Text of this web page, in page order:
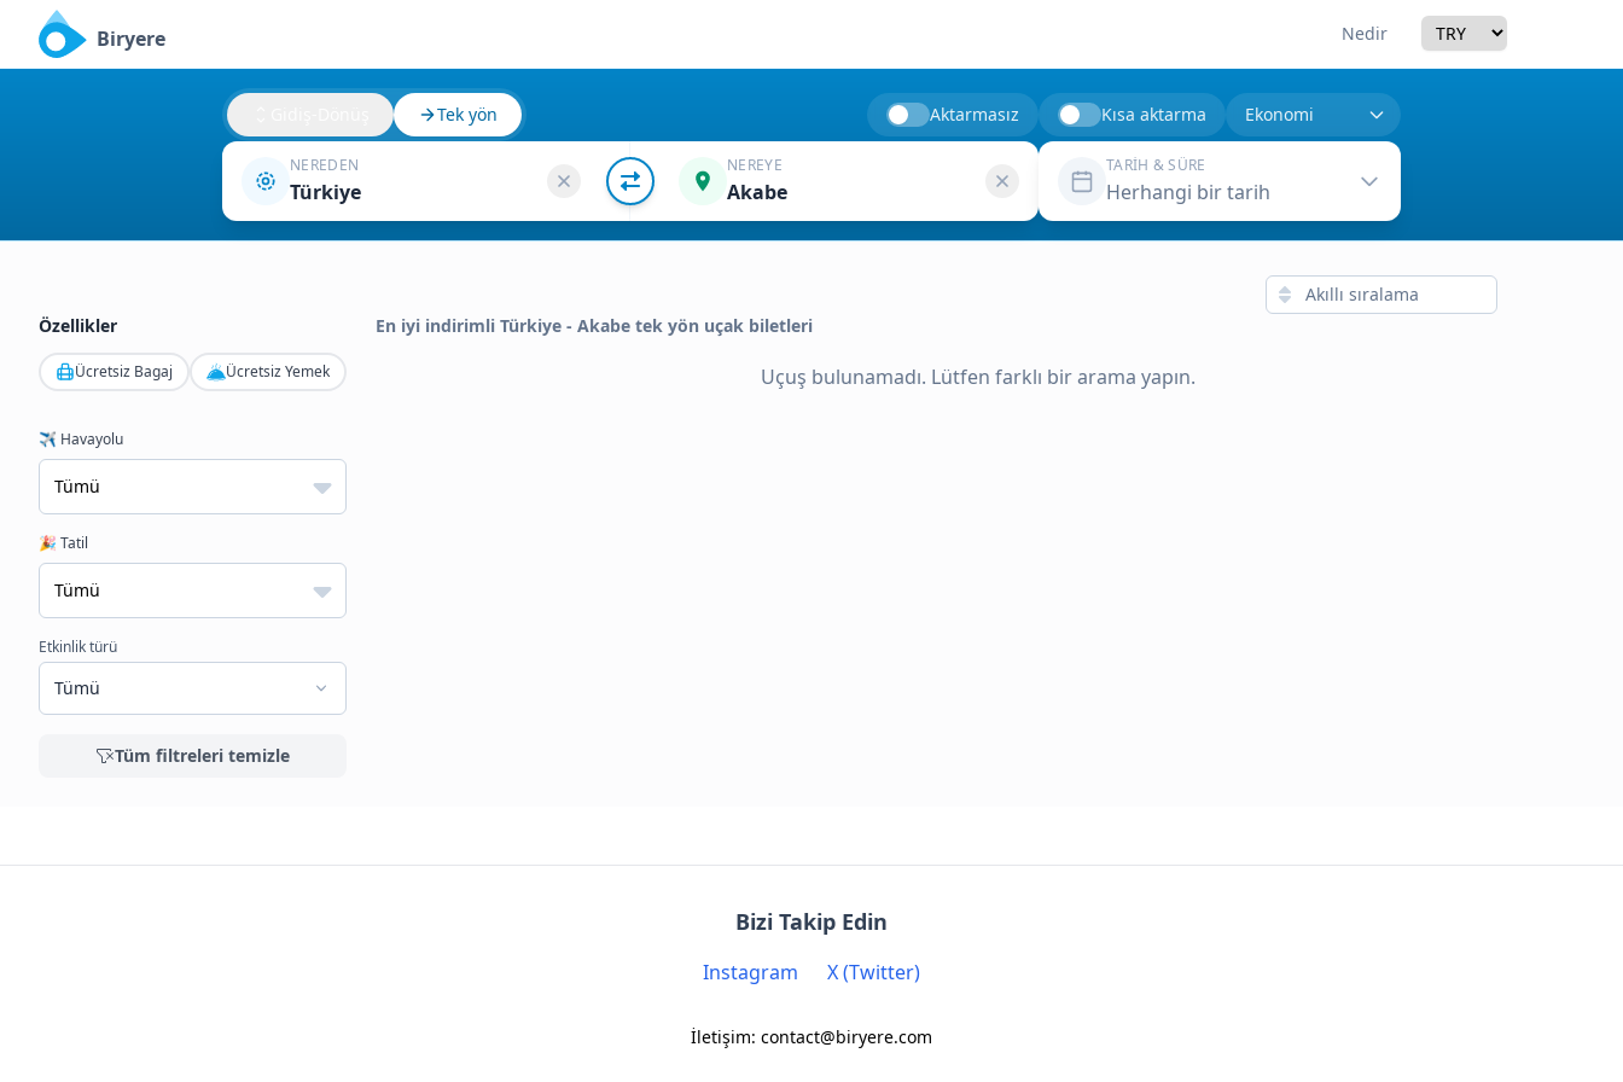
Biryere Nedir Currency
Tek yön Aktarmasız Kısa aktarma
NEREDEN
Türkiye
NEREYE
Akabe
TARIH & SÜRE
Herhangi bir tarih
Özellikler
Ücretsiz Bagaj Ücretsiz Yemek
✈️ Havayolu
🎉 Tatil
Etkinlik türü
Tümü
Tüm filtreleri temizle
En iyi indirimli Türkiye - Akabe tek yön uçak biletleri
Uçuş bulunamadı. Lütfen farklı bir arama yapın.
Bizi Takip Edin
Instagram X (Twitter)
İletişim: contact@biryere.com